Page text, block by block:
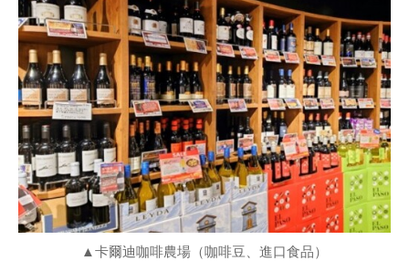
▲卡爾迪咖啡農場（咖啡豆、進口食品）